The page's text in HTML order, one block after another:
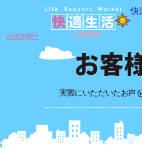
快
実際にいただいたお声
»Google+